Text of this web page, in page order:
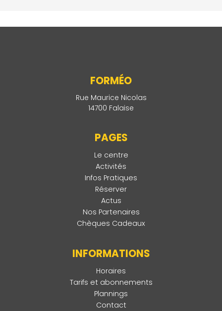
FORMÉO
Rue Maurice Nicolas
14700 Falaise
PAGES
Le centre
Activités
Infos Pratiques
Réserver
Actus
Nos Partenaires
Chèques Cadeaux
INFORMATIONS
Horaires
Tarifs et abonnements
Plannings
Contact